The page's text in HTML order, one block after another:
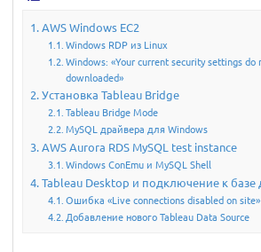
AWS Windows EC2
Windows RDP из Linux
Windows: «Your current security settings
downloaded»
Установка Tableau Bridge
Tableau Bridge Mode
MySQL драйвера для Windows
AWS Aurora RDS MySQL test instance
Windows ConEmu и MySQL Shell
Tableau Desktop и подключение к базе
Ошибка «Live connections disabled on site»
Добавление нового Tableau Data Source